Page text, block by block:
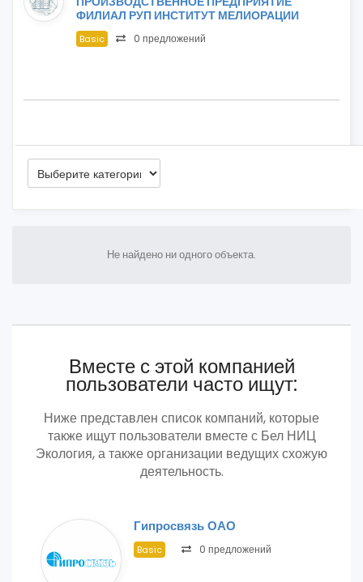
ФИЛИАЛ РУП ИНСТИТУТ МЕЛИОРАЦИИ
Basic 0 предложений
Не найдено ни одного объекта.
Вместе с этой компанией
пользователи часто ищут:
Ниже представлен список компаний, которые
также ищут пользователи вместе с Бел НИЦ
Экология, а также организации ведущих схожую
деятельность.
Гипросвязь ОАО
Basic 0 предложений